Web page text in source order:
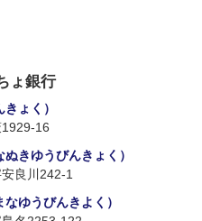
ょ銀行
ょく）
16
きゆうびんきょく）
良川242-1
ゆうびんきよく）